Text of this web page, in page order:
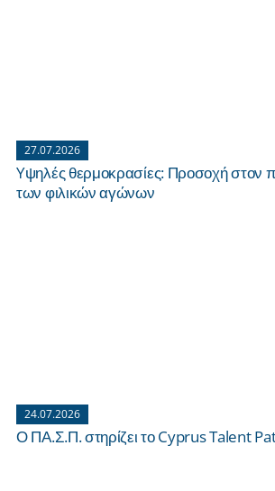
27.07.2026
Yψηλές θερμοκρασίες: Προσοχή στον
των φιλικών αγώνων
24.07.2026
Ο ΠΑ.Σ.Π. στηρίζει το Cyprus Talent